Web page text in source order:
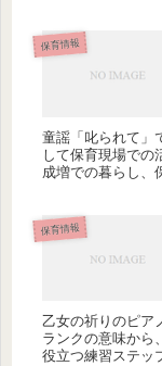
保育情報
童謡「叱られて」
して保育現場での
成増での暮らし、
保育情報
乙女の祈りのピア
ランクの意味から
役立つ練習ステッ